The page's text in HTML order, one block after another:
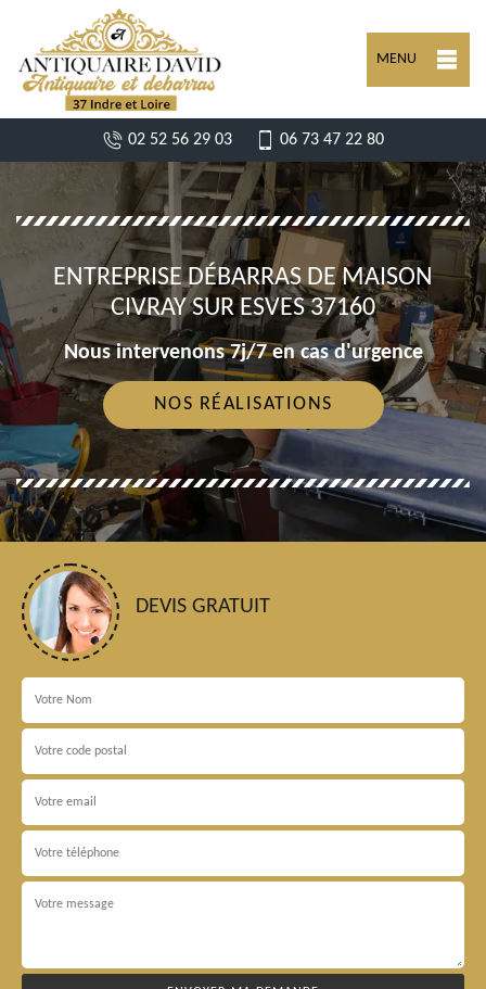
MENU
02 52 56 29 03 06 73 47 22 80
ENTREPRISE DÉBARRAS DE MAISON
CIVRAY SUR ESVES 37160
Nous intervenons 7j/7 en cas d'urgence
NOS RÉALISATIONS
DEVIS GRATUIT